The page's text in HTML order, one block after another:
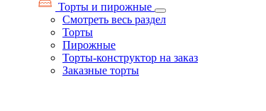
Торты и пирожные
Смотреть весь раздел
Торты
Пирожные
Торты-конструктор на заказ
Заказные торты